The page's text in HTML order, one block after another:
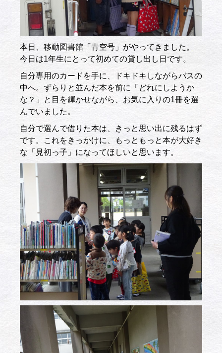
本日、移動図書館「青空号」がやってきました。
今日は1年生にとって初めての貸し出し日です。
自分専用のカードを手に、ドキドキしながらバスの
中へ。ずらりと並んだ本を前に「どれにしようか
な？」と目を輝かせながら、お気に入りの1冊を選
んでいました。
自分で選んで借りた本は、きっと思い出に残るはず
です。これをきっかけに、もっともっと本が大好き
な「見初っ子」になってほしいと思います。